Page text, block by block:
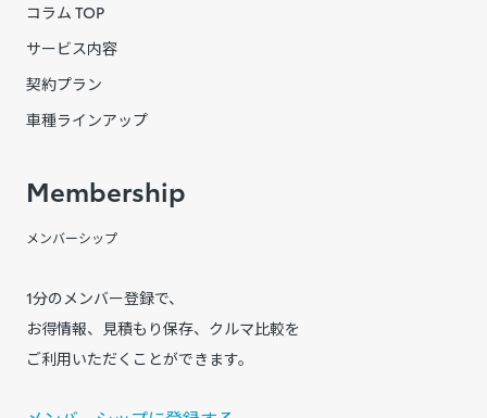
コラム TOP
サービス内容
契約プラン
車種ラインアップ
Membership
メンバーシップ
1分のメンバー登録で、
お得情報、見積もり保存、クルマ比較を
ご利用いただくことができます。